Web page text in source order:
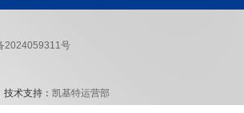
2024059311号
技术支持：凯基特运营部